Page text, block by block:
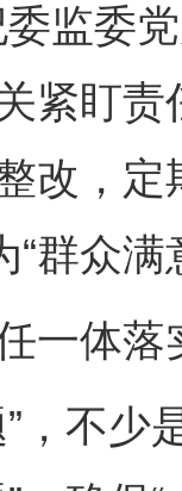
委监委
紧盯
改，
“群众满
体落
不少是